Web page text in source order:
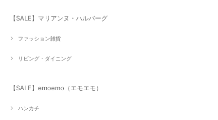
【SALE】マリアンヌ・ハルバーグ
ファッション雑貨
リビング・ダイニング
【SALE】emoemo（エモエモ）
ハンカチ